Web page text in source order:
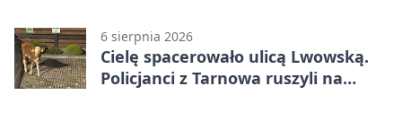
6 sierpnia 2026
Cielę spacerowało ulicą Lwowską.
Policjanci z Tarnowa ruszyli na